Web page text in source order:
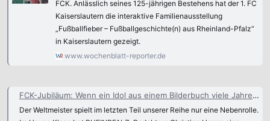
FCK. Anlässlich seines 125-jährigen Bestehens hat der 1. FC
Kaiserslautern die interaktive Familienausstellung
„Fußballfieber – Fußballgeschichte(n) aus Rheinland-Pfalz“
in Kaiserslautern gezeigt.
www.wochenblatt-reporter.de
FCK-Jubiläum: Wenn ein Idol aus einem Bilderbuch viele Jahre später Gestalt annimmt - 125 Jahre FCK
Der Weltmeister spielt im letzten Teil unserer Reihe nur eine Nebenrolle.